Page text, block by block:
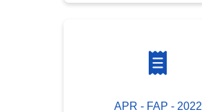
APR - FAP - 2022